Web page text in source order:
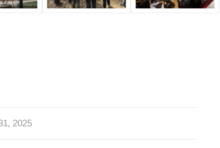
2025